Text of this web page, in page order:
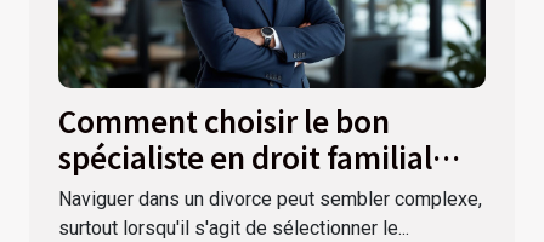
Comment choisir le bon
spécialiste en droit familial
pour votre divorce ?
Naviguer dans un divorce peut sembler complexe,
surtout lorsqu'il s'agit de sélectionner le...